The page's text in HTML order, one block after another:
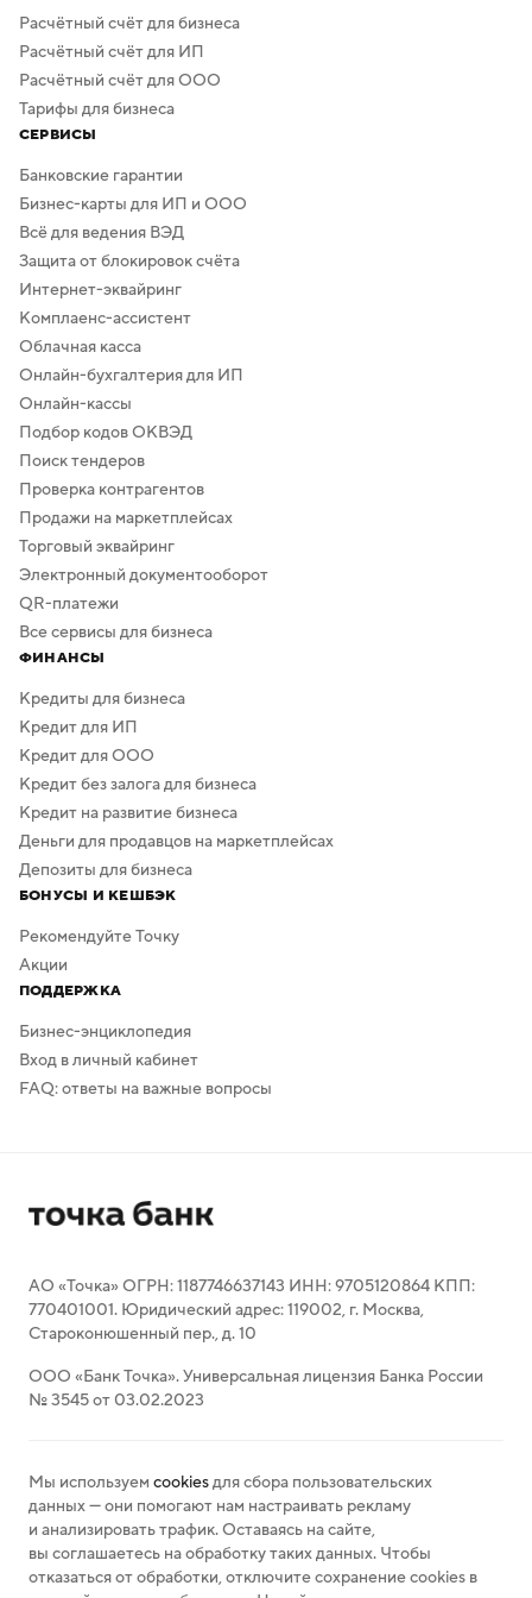
Расчётный счёт для бизнеса
Расчётный счёт для ИП
Расчётный счёт для ООО
Тарифы для бизнеса
СЕРВИСЫ
Банковские гарантии
Бизнес-карты для ИП и ООО
Всё для ведения ВЭД
Защита от блокировок счёта
Интернет-эквайринг
Комплаенс-ассистент
Облачная касса
Онлайн-бухгалтерия для ИП
Онлайн-кассы
Подбор кодов ОКВЭД
Поиск тендеров
Проверка контрагентов
Продажи на маркетплейсах
Торговый эквайринг
Электронный документооборот
QR-платежи
Все сервисы для бизнеса
ФИНАНСЫ
Кредиты для бизнеса
Кредит для ИП
Кредит для ООО
Кредит без залога для бизнеса
Кредит на развитие бизнеса
Деньги для продавцов на маркетплейсах
Депозиты для бизнеса
БОНУСЫ И КЕШБЭК
Рекомендуйте Точку
Акции
ПОДДЕРЖКА
Бизнес-энциклопедия
Вход в личный кабинет
FAQ: ответы на важные вопросы
АО «Точка» ОГРН: 1187746637143 ИНН: 9705120864 КПП:
770401001. Юридический адрес: 119002, г. Москва,
Староконюшенный пер., д. 10
ООО «Банк Точка». Универсальная лицензия Банка России
№ 3545 от 03.02.2023
Мы используем cookiesдля сбора пользовательских
данных — они помогают нам настраивать рекламу
и анализировать трафик. Оставаясь на сайте,
вы соглашаетесь на обработку таких данных. Чтобы
отказаться от обработки, отключите сохранение cookies в